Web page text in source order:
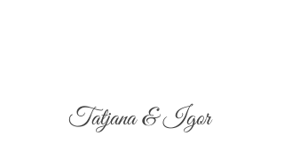
Tatjana & Igor